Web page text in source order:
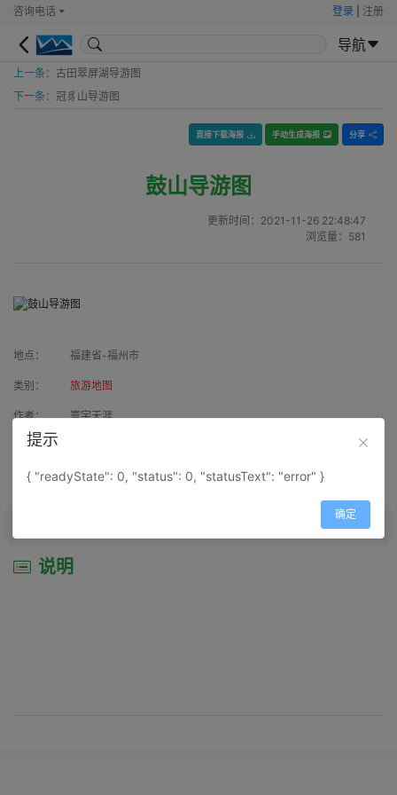
咨询电话 登录 注册
导航
上一条： 古田翠屏湖导游图
下一条： 冠豸山导游图
直接下载海报 手动生成海报 分享
鼓山导游图
更新时间： 2021-11-26 22:48:47
浏览量： 581
地点： 福建省-福州市
类别： 旅游地图
作者： 寰宇天涯
来源：
属性： 地图属性： 地图类型-景区导游图
说明
提示
{ "readyState": 0, "status": 0, "statusText": "error" }
确定